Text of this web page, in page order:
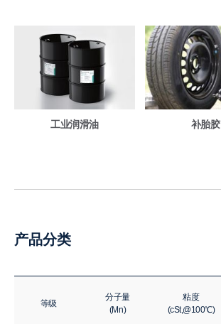
工业润滑油 补胎胶
产品分类
等级
分子量
(Mn)
粘度
(cSt,@100℃)